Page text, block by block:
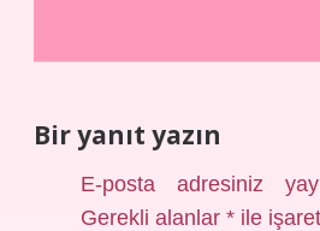
Bir yanıt yazın
E-posta adresiniz
Gerekli alanlar* ile